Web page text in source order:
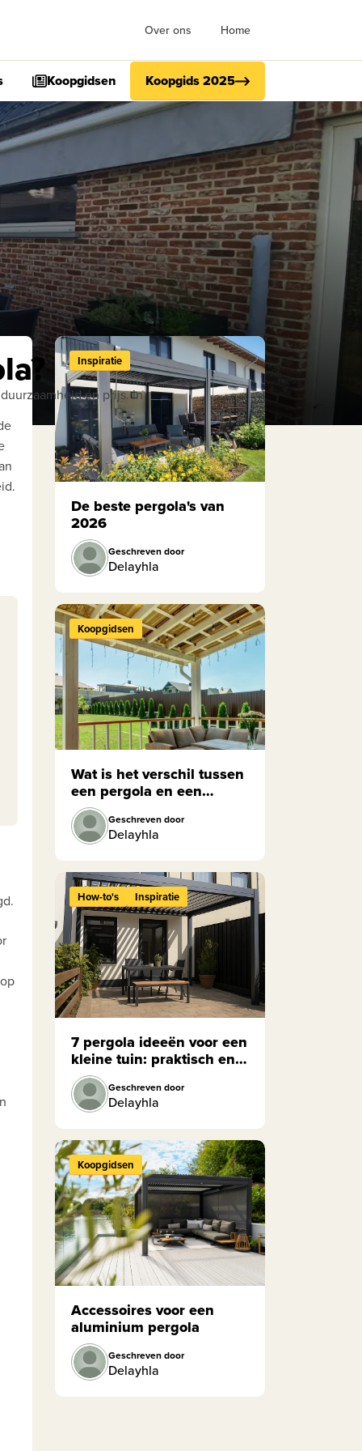
Over ons Home
Koopgidsen Koopgids 2025
én prijs. In
Inspiratie
De beste pergola's van
2026
Geschreven door
Delayhla
Koopgidsen
Wat is het verschil tussen
een pergola en een
overkapping?
Geschreven door
Delayhla
How-to's Inspiratie
7 pergola ideeën voor een
kleine tuin: praktisch en
sfeervol
Geschreven door
Delayhla
Koopgidsen
Accessoires voor een
aluminium pergola
Geschreven door
Delayhla